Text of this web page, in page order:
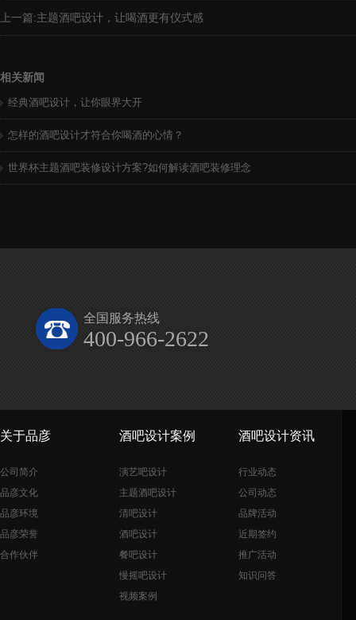
上一篇:主题酒吧设计，让喝酒更有仪式感
相关新闻
经典酒吧设计，让你眼界大开
怎样的酒吧设计才符合你喝酒的心情？
世界杯主题酒吧装修设计方案?如何解读酒吧装修理念
全国服务热线
400-966-2622
关于品彦
公司简介
品彦文化
品彦环境
品彦荣誉
合作伙伴
酒吧设计案例
演艺吧设计
主题酒吧设计
清吧设计
酒吧设计
餐吧设计
慢摇吧设计
视频案例
酒吧设计资讯
行业动态
公司动态
品牌活动
近期签约
推广活动
知识问答